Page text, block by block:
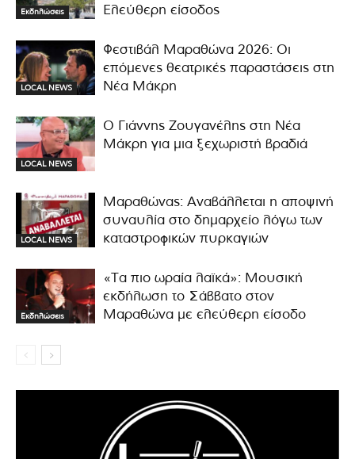
Εκδηλώσεις
Ελεύθερη είσοδος
LOCAL NEWS
Φεστιβάλ Μαραθώνα 2026: Οι
επόμενες θεατρικές παραστάσεις στη
Νέα Μάκρη
LOCAL NEWS
Ο Γιάννης Ζουγανέλης στη Νέα
Μάκρη για μια ξεχωριστή βραδιά
LOCAL NEWS
Μαραθώνας: Αναβάλλεται η αποψινή
συναυλία στο δημαρχείο λόγω των
καταστροφικών πυρκαγιών
Εκδηλώσεις
«Τα πιο ωραία λαϊκά»: Μουσική
εκδήλωση το Σάββατο στον
Μαραθώνα με ελεύθερη είσοδο